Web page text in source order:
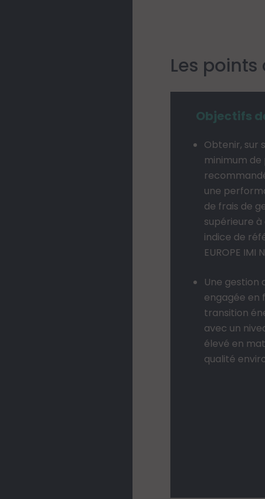
Les points
Objectifs
Obtenir, sur
minimum
une
de frais de
supérieure
indice de
EUROPE IMI
Une gestion
engagée en
transition
avec un
élevé en
qualité